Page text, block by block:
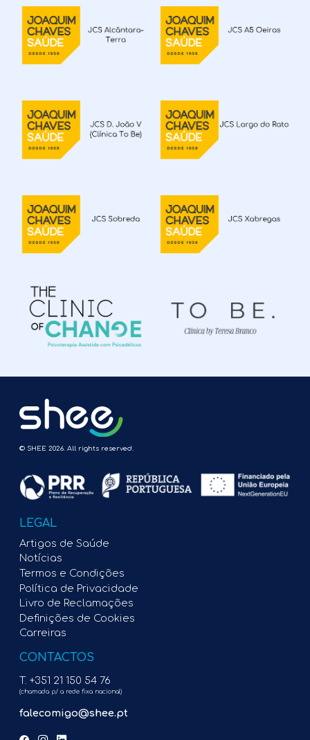
© SHEE 2026. All rights reserved.
LEGAL
Artigos de Saúde
Notícias
Termos e Condições
Política de Privacidade
Livro de Reclamações
Definições de Cookies
Carreiras
CONTACTOS
T. +351 21 150 54 76
(chamada p/ a rede fixa nacional)
falecomigo@shee.pt